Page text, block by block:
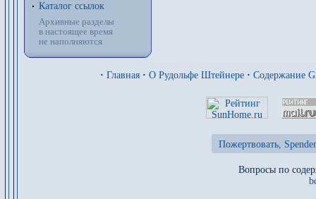
Каталог ссылок
Архивные разделы
в настоящее время
не наполняются
· Главная · О Рудольфе Штейнере · Содержание
Пожертвовать,
Вопросы по